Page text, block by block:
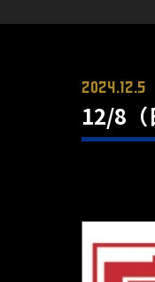
2024.12.5
12/8（